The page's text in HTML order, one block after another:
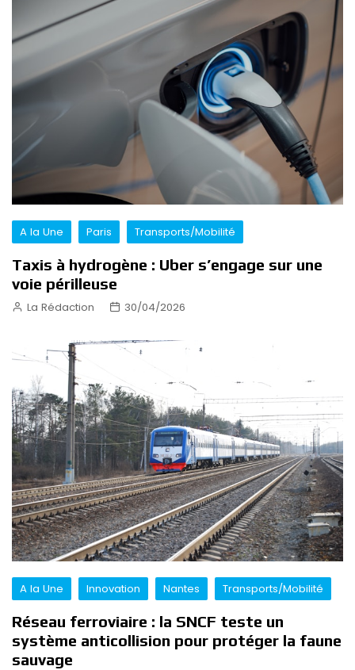
A la Une Paris Transports/Mobilité
Taxis à hydrogène : Uber s’engage sur une
voie périlleuse
La Rédaction 30/04/2026
A la Une Innovation Nantes Transports/Mobilité
Réseau ferroviaire : la SNCF teste un
système anticollision pour protéger la faune
sauvage